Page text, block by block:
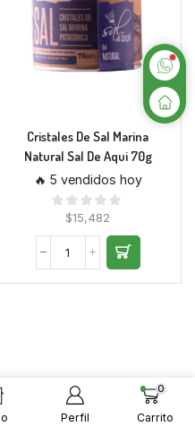
Cristales De Sal Marina
Natural Sal De Aqui 70g
🔥 5 vendidos hoy
$15,482
Perfil
0
Carrito